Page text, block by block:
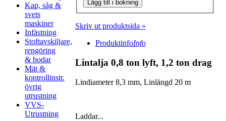
Kap, såg &
svets
maskiner
Infästning
Stoftavskiljare,
rengöring
& bodar
Mät &
kontrollinstr.
övrig
utrustning
VVS-
Utrustning
Lägg till i bokning
Skriv ut produktsida »
ProduktinfoInfo
Lintalja 0,8 ton lyft, 1,2 ton drag
Lindiameter 8,3 mm, Linlängd 20 m
Laddar...